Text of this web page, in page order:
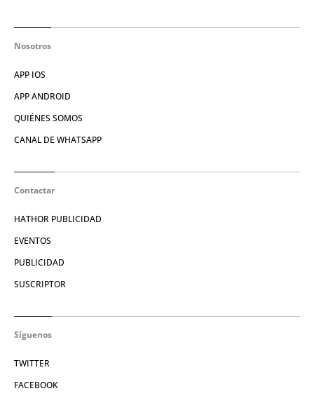
Nosotros
APP IOS
APP ANDROID
QUIÉNES SOMOS
CANAL DE WHATSAPP
Contactar
HATHOR PUBLICIDAD
EVENTOS
PUBLICIDAD
SUSCRIPTOR
Síguenos
TWITTER
FACEBOOK